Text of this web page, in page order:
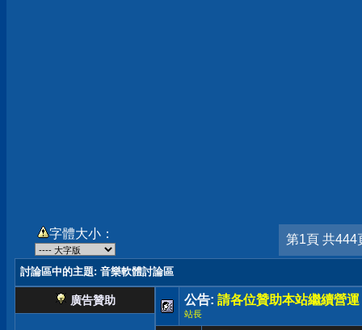
字體大小： 第1頁 共444
討論區中的主題: 音樂軟體討論區
廣告贊助 公告: 請各位贊助本站繼續營運
站長